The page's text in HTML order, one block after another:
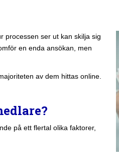
processen ser ut kan skilja sig
en enda ansökan, men
av dem hittas online.
på ett flertal olika faktorer,